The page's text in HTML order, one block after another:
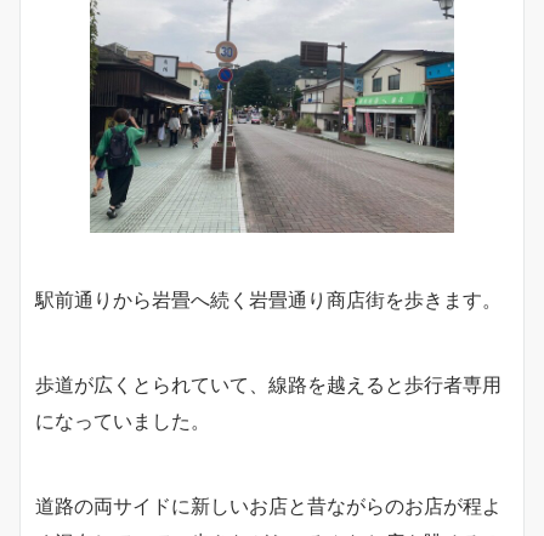
駅前通りから岩畳へ続く岩畳通り商店街を歩きます。
歩道が広くとられていて、線路を越えると歩行者専用
になっていました。
道路の両サイドに新しいお店と昔ながらのお店が程よ